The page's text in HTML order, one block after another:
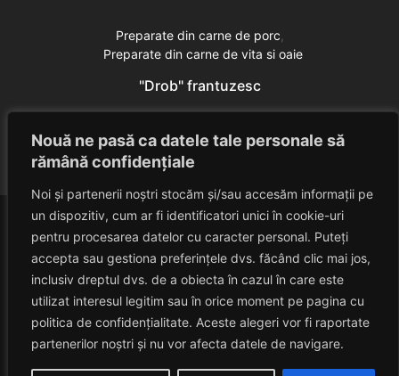
Nouă ne pasă ca datele tale personale să
rămână confidențiale
Noi și partenerii noștri stocăm și/sau accesăm informații pe
un dispozitiv, cum ar fi identificatori unici în cookie-uri
pentru procesarea datelor cu caracter personal. Puteți
accepta sau gestiona preferințele dvs. făcând clic mai jos,
inclusiv dreptul dvs. de a obiecta în cazul în care este
utilizat interesul legitim sau în orice moment pe pagina cu
politica de confidențialitate. Aceste alegeri vor fi raportate
partenerilor noștri și nu vor afecta datele de navigare.
Preparate din carne de porc
Preparate din carne de vita si oaie
"Drob" frantuzesc
Eduard Nedelcu June 28, 2014
HAVANACAFE